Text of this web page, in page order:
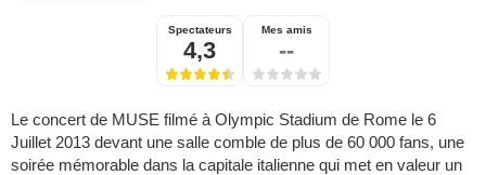
Spectateurs
4,3
Mes amis
--
Le concert de MUSE filmé à Olympic Stadium de Rome le 6
Juillet 2013 devant une salle comble de plus de 60 000 fans, une
soirée mémorable dans la capitale italienne qui met en valeur un